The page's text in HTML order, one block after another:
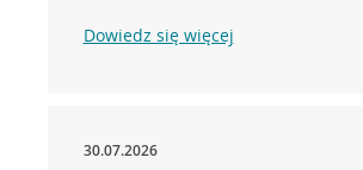
Dowiedz się więcej
30.07.2026